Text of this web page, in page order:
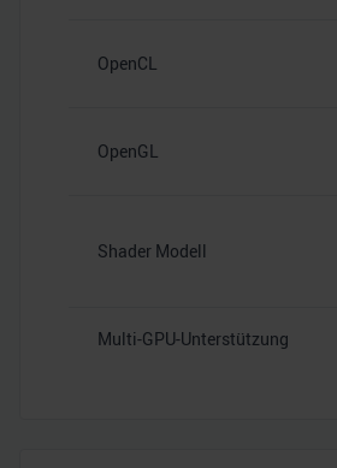
OpenCL
OpenGL
Shader Modell
Multi-GPU-Unterstützung